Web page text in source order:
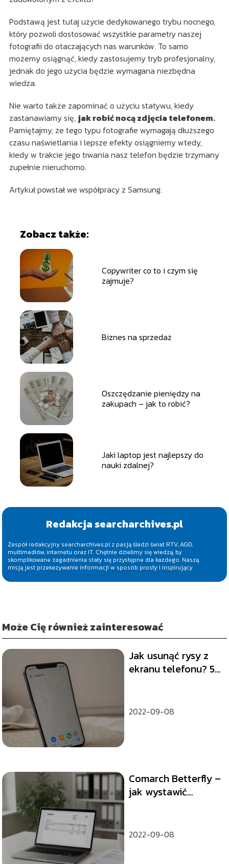
Podstawą jest tutaj użycie dedykowanego trybu nocnego,
który pozwoli dostosować wszystkie parametry naszej
fotografii do otaczających nas warunków. To samo
możemy osiągnąć, kiedy zastosujemy tryb profesjonalny,
jednak do jego użycia będzie wymagana niezbędna
wiedza.
Nie warto także zapominać o użyciu statywu, kiedy
zastanawiamy się, jak robić nocą zdjęcia telefonem.
Pamiętajmy, że tego typu fotografie wymagają dłuższego
czasu naświetlania i lepsze efekty osiągniemy wtedy,
kiedy w trakcie jego trwania nasz telefon będzie trzymany
zupełnie nieruchomo.
Artykuł powstał we współpracy z Samsung.
Zobacz także:
Copywriter co to i czym się
zajmuje?
Biznes na sprzedaż
Oszczędzanie pieniędzy na
zakupach – jak to robić?
Jaki laptop jest najlepszy do
nauki zdalnej?
Redakcja searcharchives.pl
Zespół redakcyjny searcharchives.pl z pasją śledzi świat RTV, AGD,
multimediów, internetu oraz IT. Chętnie dzielimy się wiedzą, by
skomplikowane zagadnienia stały się przystępne dla każdego. Naszą
misją jest przekazywanie informacji w sposób prosty i inspirujący.
Może Cię również zainteresować
Jak usunąć rysy z
ekranu telefonu? 5
2022-09-08
Comarch Betterfly –
jak wystawić
2022-09-08